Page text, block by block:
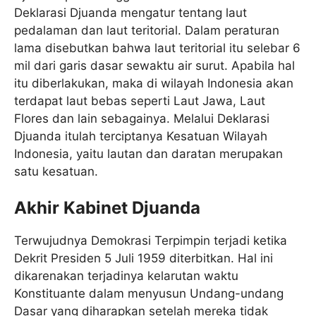
Deklarasi Djuanda mengatur tentang laut
pedalaman dan laut teritorial. Dalam peraturan
lama disebutkan bahwa laut teritorial itu selebar 6
mil dari garis dasar sewaktu air surut. Apabila hal
itu diberlakukan, maka di wilayah Indonesia akan
terdapat laut bebas seperti Laut Jawa, Laut
Flores dan lain sebagainya. Melalui Deklarasi
Djuanda itulah terciptanya Kesatuan Wilayah
Indonesia, yaitu lautan dan daratan merupakan
satu kesatuan.
Akhir Kabinet Djuanda
Terwujudnya Demokrasi Terpimpin terjadi ketika
Dekrit Presiden 5 Juli 1959 diterbitkan. Hal ini
dikarenakan terjadinya kelarutan waktu
Konstituante dalam menyusun Undang-undang
Dasar yang diharapkan setelah mereka tidak